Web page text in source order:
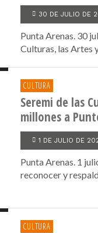
30 DE JULIO DE
Punta Arenas. 30
Culturas, las Artes
CULTURA
Seremi de las
millones a
1 DE JULIO DE
Punta Arenas. 1
reconocer y
CULTURA